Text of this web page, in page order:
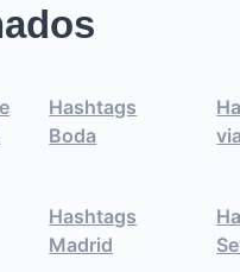
Hashtags
Boda
Hashtags
Madrid